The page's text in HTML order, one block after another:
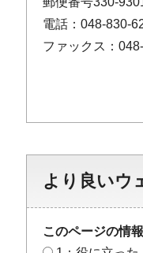
電話：048-830-
ファックス：
より良いウ
このページの情